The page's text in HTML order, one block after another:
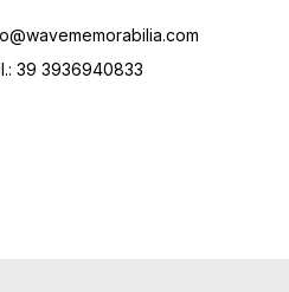
39 3936940833